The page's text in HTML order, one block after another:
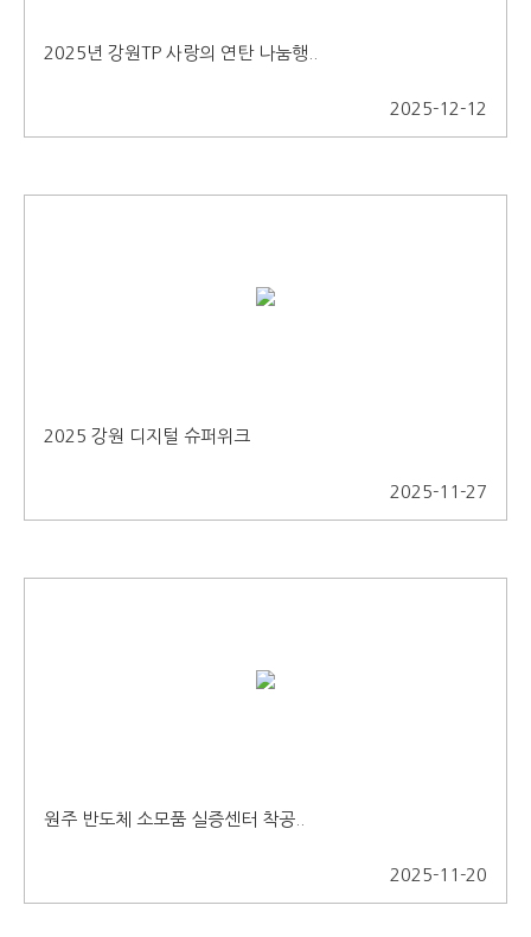
2025년 강원TP 사랑의 연탄 나눔행..
2025-12-12
2025 강원 디지털 슈퍼위크
2025-11-27
원주 반도체 소모품 실증센터 착공..
2025-11-20